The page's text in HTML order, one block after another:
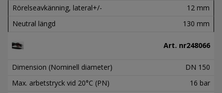
Rörelseavkänning, lateral+/-
12 mm
Neutral längd
130 mm
Art. nr248066
Dimension (Nominell diameter)
DN 150
Max. arbetstryck vid 20°C (PN)
16 bar